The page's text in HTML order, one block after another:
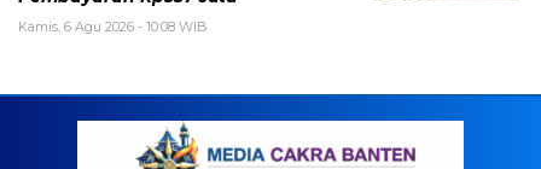
Kamis, 6 Agu 2026 - 10:08 WIB